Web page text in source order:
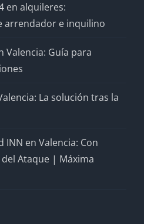
en alquileres:
arrendador e inquilino
Valencia: Guía para
La solución tras la
en Valencia: Con
Ataque | Máxima